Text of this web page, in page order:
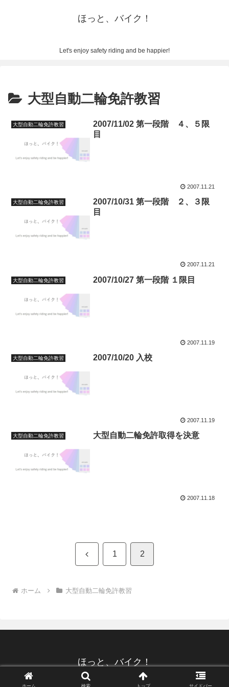
ほっと、バイク！
Let's enjoy safety riding and be happier!
大型自動二輪免許教習
大型自動二輪免許教習
2007/11/02 第一段階 ４、５限
目
2007.11.21
大型自動二輪免許教習
2007/10/31 第一段階 ２、３限
目
2007.11.21
大型自動二輪免許教習 2007/10/27 第一段階 １限目
2007.11.19
大型自動二輪免許教習 2007/10/20 入校
2007.11.19
大型自動二輪免許教習 大型自動二輪免許取得を決意
2007.11.18
前 1 2
ホーム 大型自動二輪免許教習
ほっと、バイク！
© 2007 ほっと、バイク！.
ホーム 検索 トップ サイドバー